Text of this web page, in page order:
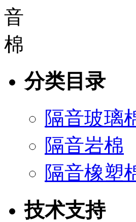
分类目录
隔音玻璃
隔音岩棉
隔音橡塑
技术支持